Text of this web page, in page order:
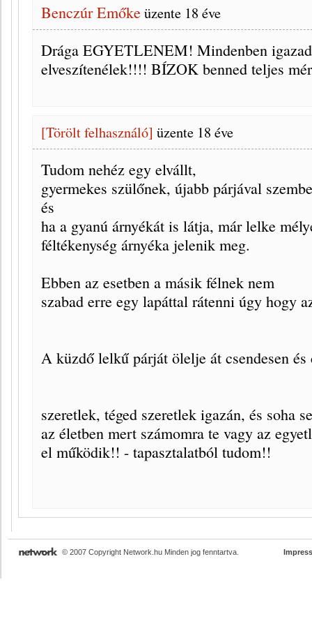
Benczúr Emőkeüzente 18 éve
Drága EGYETLENEM! Mindenben
elveszítenélek!!!! BÍZOK benned teljes
[Törölt felhasználó] üzente 18 éve
Tudom nehéz egy elvállt,
gyermekes szülőnek, újabb párjával
és
ha a gyanú árnyékát is látja, már lelke
féltékenység árnyéka jelenik meg.
Ebben az esetben a másik félnek nem
szabad erre egy lapáttal rátenni úgy hogy
A küzdő lelkű párját ölelje át csendesen
szeretlek, téged szeretlek igazán, és soha
az életben mert számomra te vagy az
el működik!! - tapasztalatból tudom!!
© 2007 Copyright Network.hu Minden jog fenntartva.